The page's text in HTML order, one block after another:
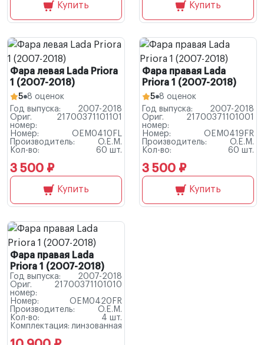
Купить Купить
Фара левая Lada Priora
1 (2007-2018)
5 8 оценок
Год выпуска:
2007-2018
Ориг.
номер:
21700371101101
Номер:
OEM0410FL
Производитель:
O.E.M.
Кол-во:
60 шт.
3 500 ₽
Купить
Фара правая Lada
Priora 1 (2007-2018)
5 8 оценок
Год выпуска:
2007-2018
Ориг.
номер:
21700371101001
Номер:
OEM0419FR
Производитель:
O.E.M.
Кол-во:
60 шт.
3 500 ₽
Купить
Фара правая Lada
Priora 1 (2007-2018)
Год выпуска:
2007-2018
Ориг.
номер:
21700371101010
Номер:
OEM0420FR
Производитель:
O.E.M.
Кол-во:
4 шт.
Комплектация: линзованная